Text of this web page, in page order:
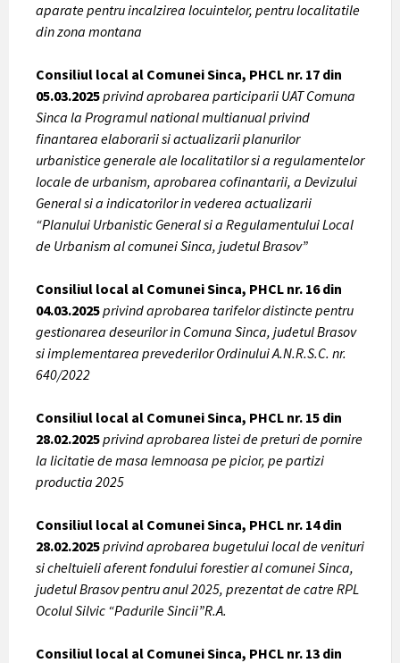
aparate pentru incalzirea locuintelor, pentru localitatile
din zona montana
Consiliul local al Comunei Sinca, PHCL nr. 17 din
05.03.2025privind aprobarea participarii UAT Comuna
Sinca la Programul national multianual privind
finantarea elaborarii si actualizarii planurilor
urbanistice generale ale localitatilor si a regulamentelor
locale de urbanism, aprobarea cofinantarii, a Devizului
General si a indicatorilor in vederea actualizarii
“Planului Urbanistic General si a Regulamentului Local
de Urbanism al comunei Sinca, judetul Brasov”
Consiliul local al Comunei Sinca, PHCL nr. 16 din
04.03.2025privind aprobarea tarifelor distincte pentru
gestionarea deseurilor in Comuna Sinca, judetul Brasov
si implementarea prevederilor Ordinului A.N.R.S.C. nr.
640/2022
Consiliul local al Comunei Sinca, PHCL nr. 15 din
28.02.2025privind aprobarea listei de preturi de pornire
la licitatie de masa lemnoasa pe picior, pe partizi
productia 2025
Consiliul local al Comunei Sinca, PHCL nr. 14 din
28.02.2025privind aprobarea bugetului local de venituri
si cheltuieli aferent fondului forestier al comunei Sinca,
judetul Brasov pentru anul 2025, prezentat de catre RPL
Ocolul Silvic “Padurile Sincii”R.A.
Consiliul local al Comunei Sinca, PHCL nr. 13 din